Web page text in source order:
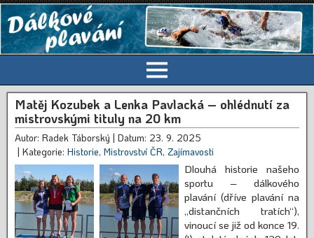
Matěj Kozubek a Lenka Pavlacká – ohlédnutí za
mistrovskými tituly na 20 km
Autor: Radek Táborský | Datum: 23. 9. 2025
| Kategorie: Historie, Mistrovství ČR, Zajímavosti
Dlouhá historie našeho
sportu – dálkového
plavání (dříve plavání na
„distančních tratích“),
vinoucí se již od konce 19.